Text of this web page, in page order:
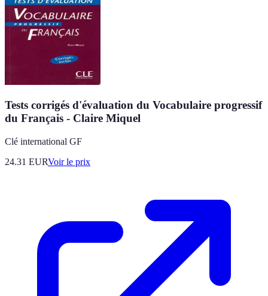
Tests corrigés d'évaluation du Vocabulaire progressif
du Français - Claire Miquel
Clé international GF
24.31 EURVoir le prix